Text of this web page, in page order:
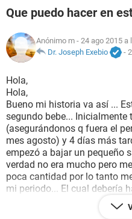
FAMILIA
NUTRICIÓN
BIENESTAR
SEXUALIDAD
GLOSARIO
Que puedo hacer en
Anónimo m - 24 ago 2015 a
Dr. Joseph Exebio
-
Hola,
Hola,
Bueno mi historia va así ...
segundo bebe... Inicialmente
(asegurándonos q fuera el
mes agosto) y 4 días más
empezó a bajar un pequeño
verdad no era mucho pero
poca cantidad por lo tanto
mi periodo... El cual debería
no me ha bajado)... Ya me
orina y sale negativo!! :( ...